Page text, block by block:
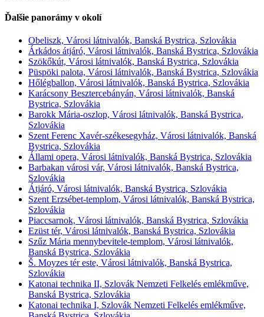
Ďalšie panorámy v okolí
Obeliszk, Városi látnivalók, Banská Bystrica, Szlovákia
Árkádos átjáró, Városi látnivalók, Banská Bystrica, Szlovákia
Szökőkút, Városi látnivalók, Banská Bystrica, Szlovákia
Püspöki palota, Városi látnivalók, Banská Bystrica, Szlovákia
Hőlégballon, Városi látnivalók, Banská Bystrica, Szlovákia
Karácsony Besztercebányán, Városi látnivalók, Banská
Bystrica, Szlovákia
Barokk Mária-oszlop, Városi látnivalók, Banská Bystrica,
Szlovákia
Szent Ferenc Xavér-székesegyház, Városi látnivalók, Banská
Bystrica, Szlovákia
Állami opera, Városi látnivalók, Banská Bystrica, Szlovákia
Barbakan városi vár, Városi látnivalók, Banská Bystrica,
Szlovákia
Átjáró, Városi látnivalók, Banská Bystrica, Szlovákia
Szent Erzsébet-templom, Városi látnivalók, Banská Bystrica,
Szlovákia
Piaccsarnok, Városi látnivalók, Banská Bystrica, Szlovákia
Ezüst tér, Városi látnivalók, Banská Bystrica, Szlovákia
Szűz Mária mennybevitele-templom, Városi látnivalók,
Banská Bystrica, Szlovákia
Š. Moyzes tér este, Városi látnivalók, Banská Bystrica,
Szlovákia
Katonai technika II, Szlovák Nemzeti Felkelés emlékműve,
Banská Bystrica, Szlovákia
Katonai technika I, Szlovák Nemzeti Felkelés emlékműve,